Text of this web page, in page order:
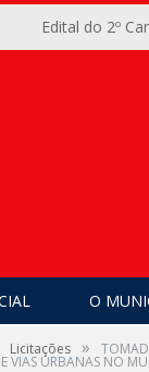
Edital do 2º
O
Licitações »
VIAS URBANAS NO